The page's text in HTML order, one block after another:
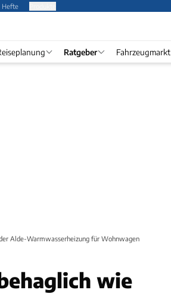
Hefte
Ratgeber Fahrzeugmarkt
Alde-Warmwasserheizung für Wohnwagen
wie